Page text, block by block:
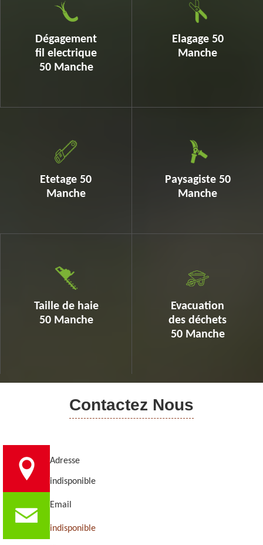
Dégagement
fil electrique
50 Manche
Elagage 50
Manche
Etetage 50
Manche
Paysagiste 50
Manche
Taille de haie
50 Manche
Evacuation
des déchets
50 Manche
Contactez Nous
Adresse
indisponible
Email
indisponible